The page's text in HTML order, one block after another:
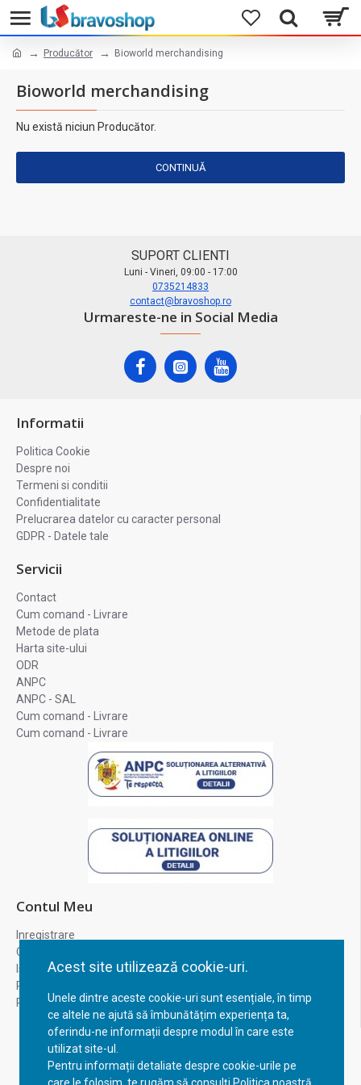
Acest site utilizează cookie-uri.
Unele dintre aceste cookie-uri sunt esențiale, în timp
ce altele ne ajută să îmbunătățim experiența ta,
oferindu-ne informații despre modul în care este
utilizat site-ul.
Pentru informații detaliate despre cookie-urile pe
Producător Bioworld merchandising
Bioworld merchandising
Nu există niciun Producător.
CONTINUĂ
SUPORT CLIENTI
Luni - Vineri, 09:00 - 17:00
0735214833
contact@bravoshop.ro
Urmareste-ne in Social Media
Informatii
Politica Cookie
Despre noi
Termeni si conditii
Confidentialitate
Prelucrarea datelor cu caracter personal
GDPR - Datele tale
Servicii
Contact
Cum comand - Livrare
Metode de plata
Harta site-ului
ODR
ANPC
ANPC - SAL
Cum comand - Livrare
Cum comand - Livrare
Contul Meu
Inregistrare
Contul meu
Istoric comenzi
Recuperare parola
Returnare produs